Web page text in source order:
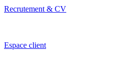
Recrutement & CV
Espace client